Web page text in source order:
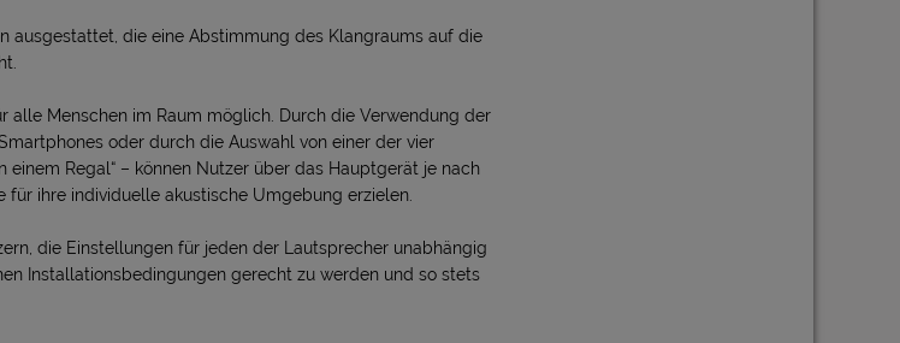
ausgestattet, die eine Abstimmung des Klangraums auf die
alle Menschen im Raum möglich. Durch die Verwendung der
oder durch die Auswahl von einer der vier
einem Regal“ – können Nutzer über das Hauptgerät je nach
ihre individuelle akustische Umgebung erzielen.
die Einstellungen für jeden der Lautsprecher unabhängig
Installationsbedingungen gerecht zu werden und so stets